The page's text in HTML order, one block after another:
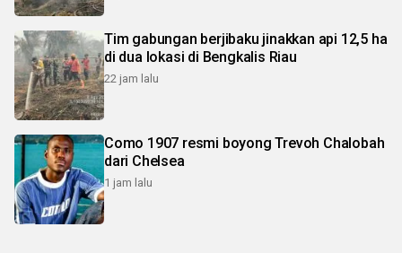
Tim gabungan berjibaku jinakkan api 12,5 ha
di dua lokasi di Bengkalis Riau
22 jam lalu
Como 1907 resmi boyong Trevoh Chalobah
dari Chelsea
1 jam lalu